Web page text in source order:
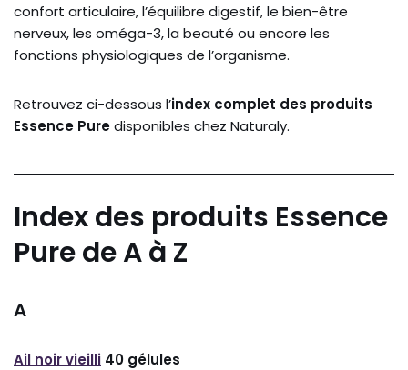
confort articulaire, l’équilibre digestif, le bien-être
nerveux, les oméga-3, la beauté ou encore les
fonctions physiologiques de l’organisme.
Retrouvez ci-dessous l’index complet des produits
Essence Puredisponibles chez Naturaly.
Index des produits Essence
Pure de A à Z
A
Ail noir vieilli 40 gélules